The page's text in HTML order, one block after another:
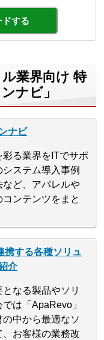
ドする
業界向け 特
ナビ」
ナビ
る業界をITでサポ
ステム導入事例
ど、アパレルや
ンテンツをまと
携する各種ソリュ
介
なる製品やソリ
は「ApaRevo」
中から最適なソ
お客様の業務改